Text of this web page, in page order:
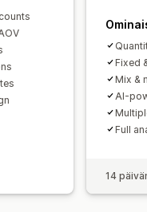
Fixed
Mix &
AI-
Full
14